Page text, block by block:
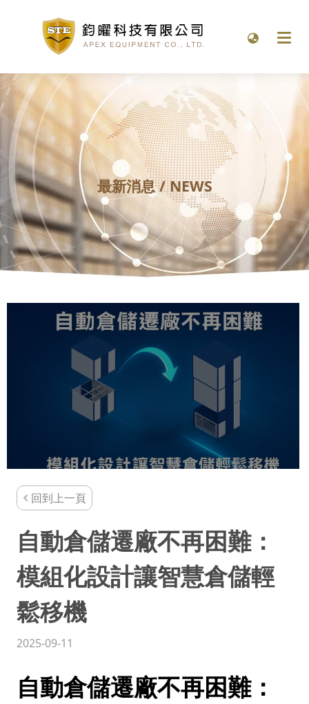
最新消息/NEWS
回到上一頁
自動倉儲遷廠不再困難：
模組化設計讓智慧倉儲輕
鬆移機
2025-09-11
自動倉儲遷廠不再困難：